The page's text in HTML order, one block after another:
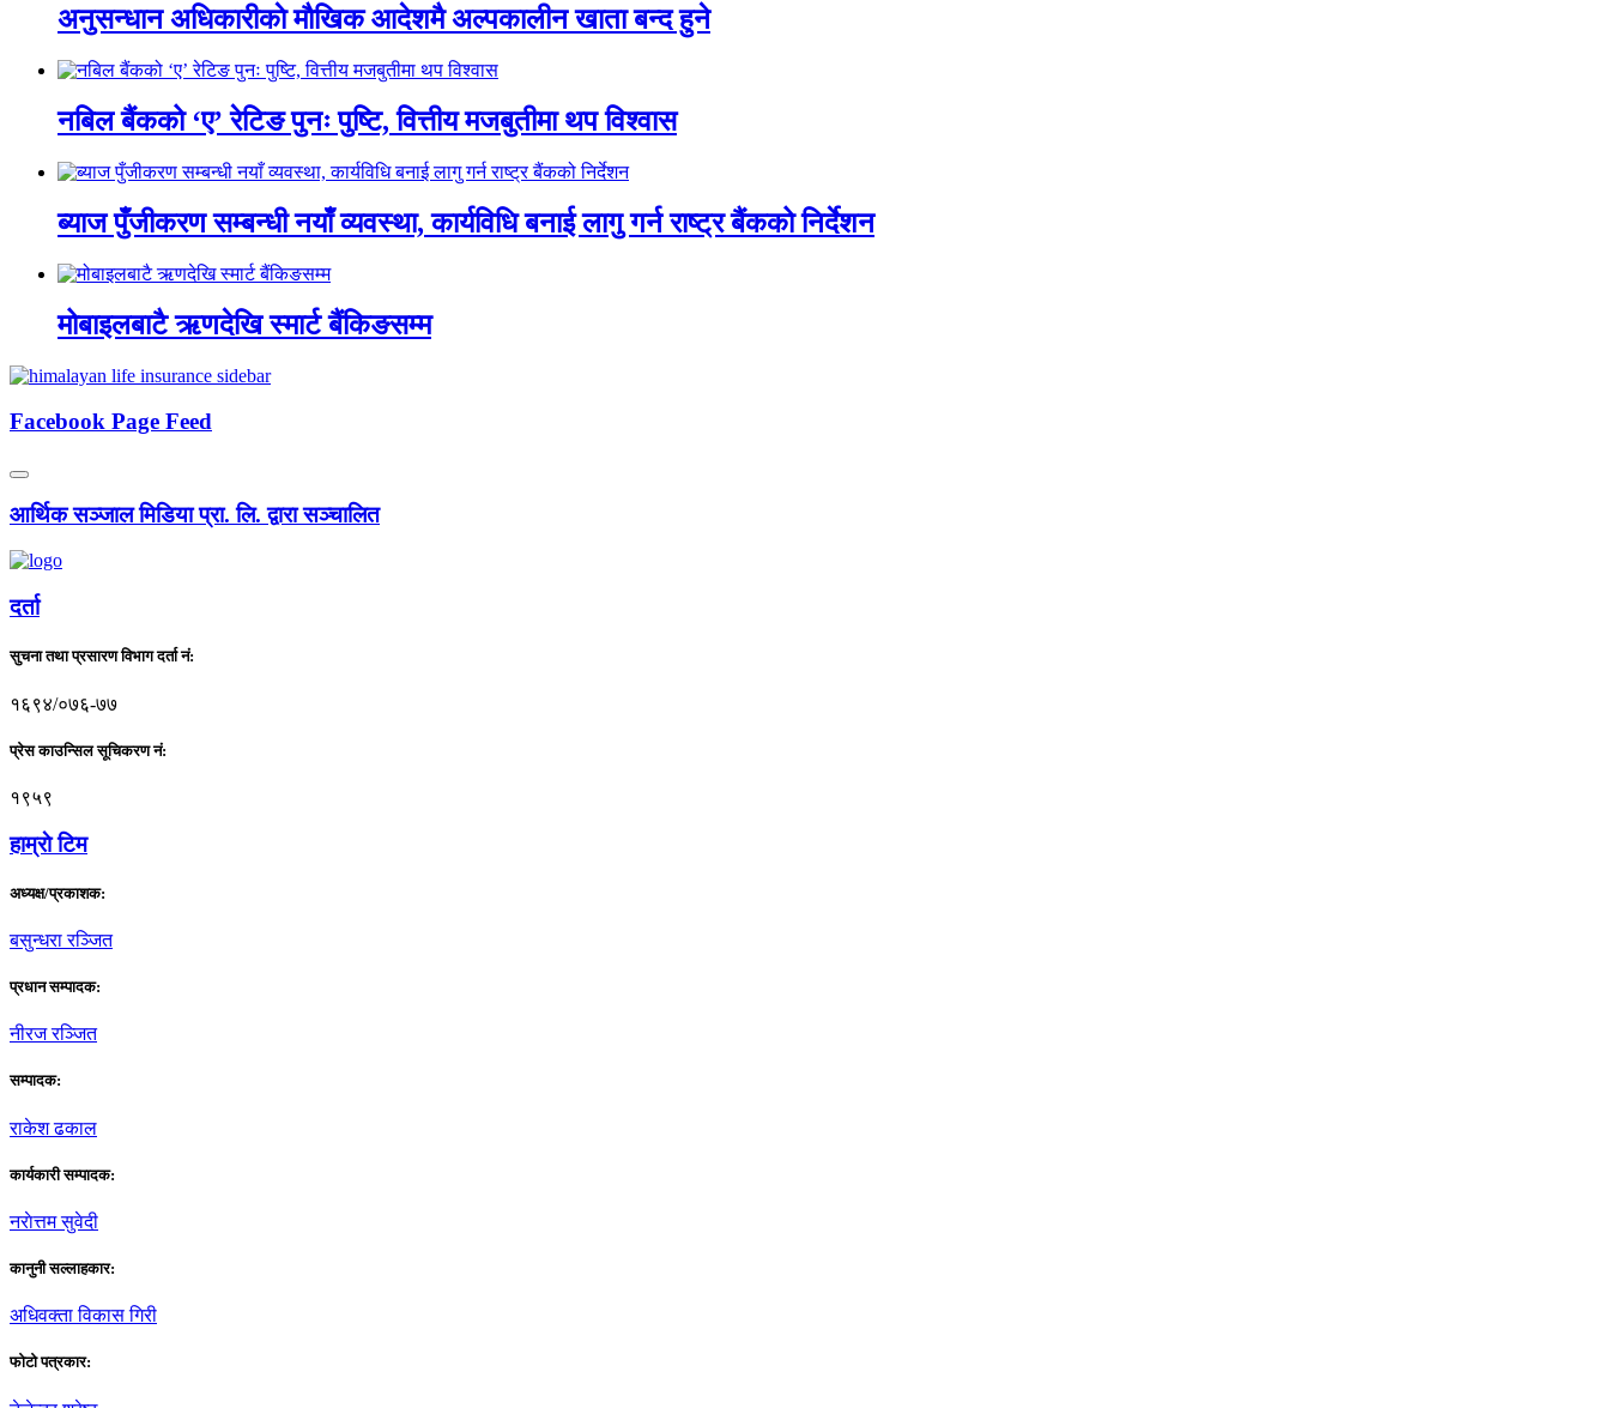
अनुसन्धान अधिकारीकाे माैखिक आदेशमै अल्पकालीन खाता बन्द हुने
नबिल बैंकको ‘ए’ रेटिङ पुनः पुष्टि, वित्तीय मजबुतीमा थप विश्वास
ब्याज पुँजीकरण सम्बन्धी नयाँ व्यवस्था, कार्यविधि बनाई लागु गर्न राष्ट्र बैंकको निर्देशन
मोबाइलबाटै ऋणदेखि स्मार्ट बैंकिङसम्म
Facebook Page Feed
आर्थिक सञ्जाल मिडिया प्रा. लि. द्वारा सञ्चालित
दर्ता
सुचना तथा प्रसारण विभाग दर्ता नं:
१६९४/०७६-७७
प्रेस काउन्सिल सूचिकरण नं:
१९५९
हाम्राे टिम
अध्यक्ष/प्रकाशक:
बसुन्धरा रञ्जित
प्रधान सम्पादक:
नीरज रञ्जित
सम्पादक:
राकेश ढकाल
कार्यकारी सम्पादक:
नराेत्तम सुवेदी
कानुनी सल्लाहकार:
अधिवक्ता विकास गिरी
फाेटाे पत्रकार: